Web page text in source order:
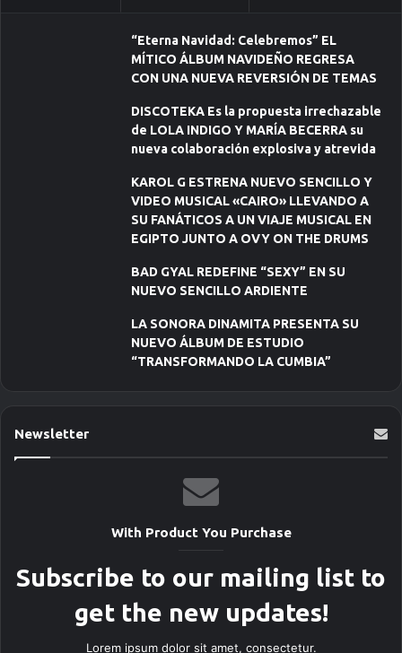
“Eterna Navidad: Celebremos” EL
MÍTICO ÁLBUM NAVIDEÑO REGRESA
CON UNA NUEVA REVERSIÓN DE TEMAS
DISCOTEKA Es la propuesta irrechazable
de LOLA INDIGO Y MARÍA BECERRA su
nueva colaboración explosiva y atrevida
KAROL G ESTRENA NUEVO SENCILLO Y
VIDEO MUSICAL «CAIRO» LLEVANDO A
SU FANÁTICOS A UN VIAJE MUSICAL EN
EGIPTO JUNTO A OVY ON THE DRUMS
BAD GYAL REDEFINE “SEXY” EN SU
NUEVO SENCILLO ARDIENTE
LA SONORA DINAMITA PRESENTA SU
NUEVO ÁLBUM DE ESTUDIO
“TRANSFORMANDO LA CUMBIA”
Newsletter
With Product You Purchase
Subscribe to our mailing list to
get the new updates!
Lorem ipsum dolor sit amet, consectetur.